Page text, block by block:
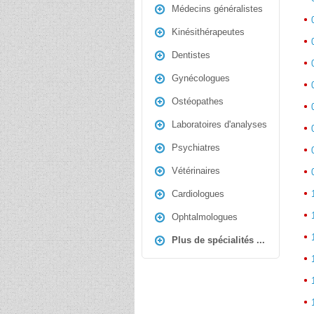
Médecins généralistes
Kinésithérapeutes
Dentistes
Gynécologues
Ostéopathes
Laboratoires d'analyses
Psychiatres
Vétérinaires
Cardiologues
Ophtalmologues
Plus de spécialités ...
la